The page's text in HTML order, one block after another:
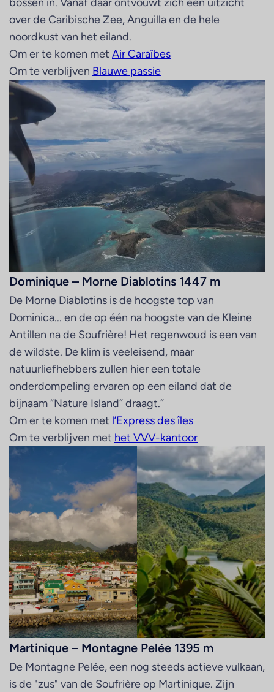
over de Caribische Zee, Anguilla en de hele
noordkust van het eiland.
Om er te komen met Air Caraïbes
Om te verblijven Blauwe passie
Dominique – Morne Diablotins 1447 m
De Morne Diablotins is de hoogste top van
Dominica... en de op één na hoogste van de Kleine
Antillen na de Soufrière! Het regenwoud is een van
de wildste. De klim is veeleisend, maar
natuurliefhebbers zullen hier een totale
onderdompeling ervaren op een eiland dat de
bijnaam “Nature Island” draagt.”
Om er te komen met l’Express des îles
Om te verblijven met het VVV-kantoor
Martinique – Montagne Pelée 1395 m
De Montagne Pelée, een nog steeds actieve vulkaan,
is de "zus" van de Soufrière op Martinique. Zijn